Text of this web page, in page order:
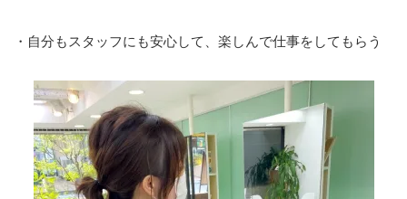
・自分もスタッフにも安心して、楽しんで仕事をしてもらう